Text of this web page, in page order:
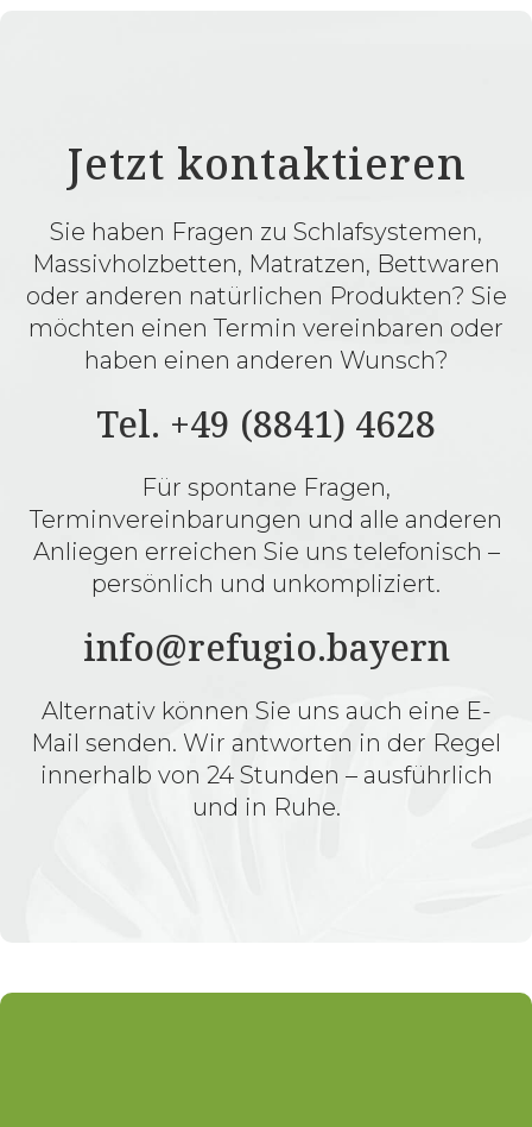
Jetzt kontaktieren
Sie haben Fragen zu Schlafsystemen,
Massivholzbetten, Matratzen, Bettwaren
oder anderen natürlichen Produkten? Sie
möchten einen Termin vereinbaren oder
haben einen anderen Wunsch?
Tel. +49 (8841) 4628
Für spontane Fragen,
Terminvereinbarungen und alle anderen
Anliegen erreichen Sie uns telefonisch –
persönlich und unkompliziert.
info@refugio.bayern
Alternativ können Sie uns auch eine E-
Mail senden. Wir antworten in der Regel
innerhalb von 24 Stunden – ausführlich
und in Ruhe.